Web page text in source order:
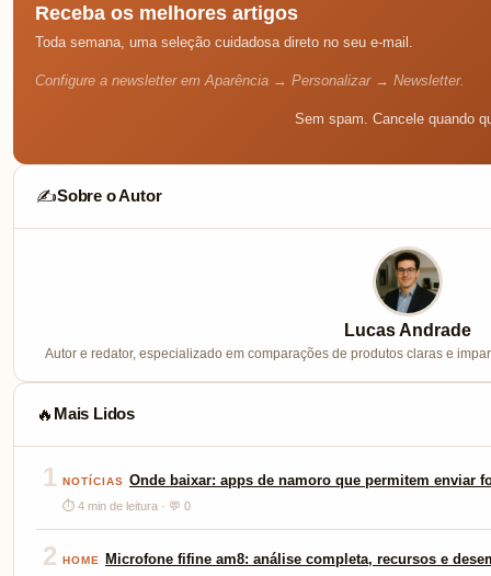
Receba os melhores artigos
Toda semana, uma seleção cuidadosa direto no seu e-mail.
Configure a newsletter em Aparência → Personalizar → Newsletter.
Sem spam. Cancele quando
✍️Sobre o Autor
Lucas Andrade
Autor e redator, especializado em comparações de produtos claras e
🔥 Mais Lidos
1 NOTÍCIAS Onde baixar: apps de namoro que permitem enviar
⏱ 4 min de leitura · 💬 0
2 HOME Microfone fifine am8: análise completa, recursos e